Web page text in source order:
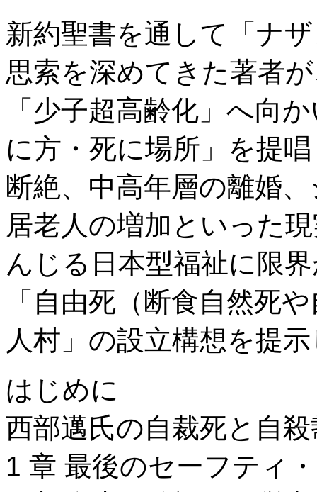
新約聖書を通して「ナ
思索を深めてきた著者
「少子超高齢化」へ向
に方・死に場所」を提
断絶、中高年層の離婚
居老人の増加といった
んじる日本型福祉に限
「自由死（断食自然死
人村」の設立構想を提
はじめに
西部邁氏の自裁死と自
1 章 最後のセーフティ